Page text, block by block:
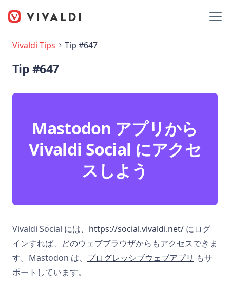
Vivaldi Tips Tip #647
Tip #647
Mastodon アプリから
Vivaldi Social にアクセ
スしよう
Vivaldi Social には、 https://social.vivaldi.net/ にログ
インすれば、どのウェブブラウザからもアクセスできま
す。Mastodon は、 プログレッシブウェブアプリ もサ
ポートしています。